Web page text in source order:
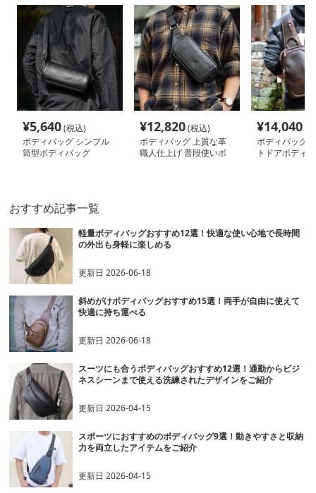
¥5,640(税込)
ボディバッグ シンプル
筒型ボディバッグ
¥12,820(税込)
ボディバッグ 上質な革
職人仕上げ 普段使いボ
¥14,040
ボディバッグ
トドアボディ
おすすめ記事一覧
軽量ボディバッグおすすめ12選！快適な使い心地で長時間
の外出も身軽に楽しめる
更新日2026-06-18
斜めがけボディバッグおすすめ15選！両手が自由に使えて
快適に持ち運べる
更新日2026-06-18
スーツにも合うボディバッグおすすめ12選！通勤からビジ
ネスシーンまで使える洗練されたデザインをご紹介
更新日2026-04-15
スポーツにおすすめのボディバッグ9選！動きやすさと収納
力を両立したアイテムをご紹介
更新日2026-04-15